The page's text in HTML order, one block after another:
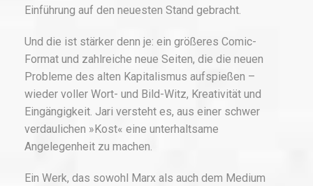
Einführung auf den neuesten Stand gebracht.
Und die ist stärker denn je: ein größeres Comic-
Format und zahlreiche neue Seiten, die die neuen
Probleme des alten Kapitalismus aufspießen –
wieder voller Wort- und Bild-Witz, Kreativität und
Eingängigkeit. Jari versteht es, aus einer schwer
verdaulichen »Kost« eine unterhaltsame
Angelegenheit zu machen.
Ein Werk, das sowohl Marx als auch dem Medium